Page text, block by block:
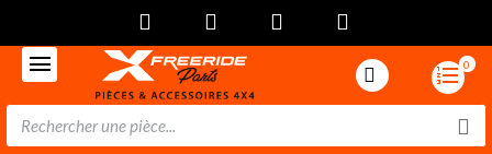
0